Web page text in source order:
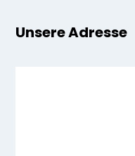
Unsere Adresse